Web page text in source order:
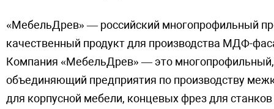
«МебельДрев» — российский многопрофильный
качественный продукт для производства МДФ-
Компания «МебельДрев» — это
объединяющий предприятия по производству
для корпусной мебели, концевых фрез для